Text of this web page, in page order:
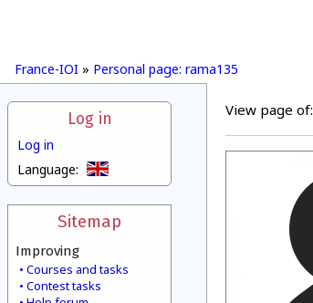
France-IOI » Personal page: rama135
Log in
Log in
Language:
Sitemap
Improving
Courses and tasks
Contest tasks
View page of: